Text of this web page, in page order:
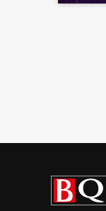
Bibliothèque
québécoise